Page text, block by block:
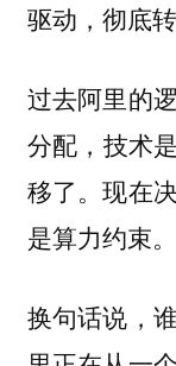
驱动，彻底
过去阿里的
分配，技术
移了。现在
是算力约束。
换句话说，